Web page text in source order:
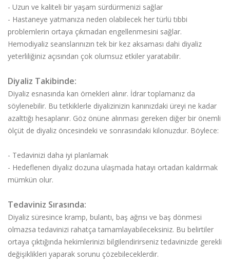
- Uzun ve kaliteli bir yaşam sürdürmenizi sağlar
- Hastaneye yatmanıza neden olabilecek her türlü tıbbi
problemlerin ortaya çıkmadan engellenmesini sağlar.
Hemodiyaliz seanslarınızın tek bir kez aksaması dahi diyaliz
yeterliliğiniz açısından çok olumsuz etkiler yaratabilir.
Diyaliz Takibinde:
Diyaliz esnasında kan örnekleri alınır. İdrar toplamanız da
söylenebilir. Bu tetkiklerle diyalizinizin kanınızdaki üreyi ne kadar
azalttığı hesaplanır. Göz önüne alınması gereken diğer bir önemli
ölçüt de diyaliz öncesindeki ve sonrasındaki kilonuzdur. Böylece:
- Tedavinizi daha iyi planlamak
- Hedeflenen diyaliz dozuna ulaşmada hatayı ortadan kaldırmak
mümkün olur.
Tedaviniz Sırasında:
Diyaliz süresince kramp, bulantı, baş ağrısı ve baş dönmesi
olmazsa tedavinizi rahatça tamamlayabileceksiniz. Bu belirtiler
ortaya çıktığında hekimlerinizi bilgilendirirseniz tedavinizde gerekli
değişiklikleri yaparak sorunu çözebileceklerdir.